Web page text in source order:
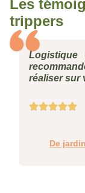
Les
trippers
Logistique
réaliser sur
De